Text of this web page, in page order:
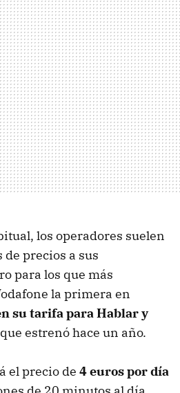
los operadores suelen
precios a sus
para los que más
la primera en
su tarifa para Hablar y
que estrenó hace un año.
el precio de 4 euros por día